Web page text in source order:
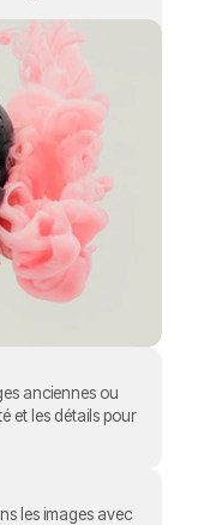
anciennes ou
et les détails pour
les images avec